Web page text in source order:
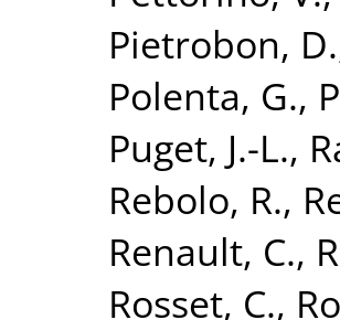
Pietrobon, D.
Polenta, G.,
Puget, J.-L.,
Rebolo, R.,
Renault, C.,
Rosset, C.,